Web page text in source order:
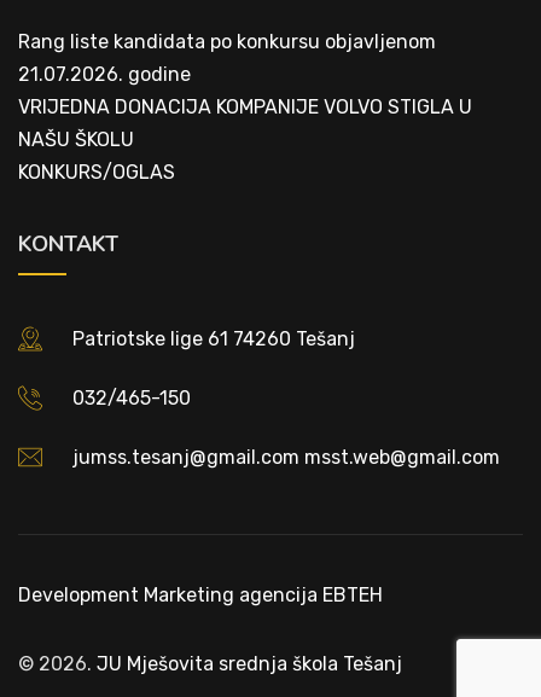
Rang liste kandidata po konkursu objavljenom
21.07.2026. godine
VRIJEDNA DONACIJA KOMPANIJE VOLVO STIGLA U
NAŠU ŠKOLU
KONKURS/OGLAS
KONTAKT
Patriotske lige 61 74260 Tešanj
032/465-150
jumss.tesanj@gmail.com msst.web@gmail.com
© 2026. JU Mješovita srednja škola Tešanj
Development Marketing agencija EBTEH